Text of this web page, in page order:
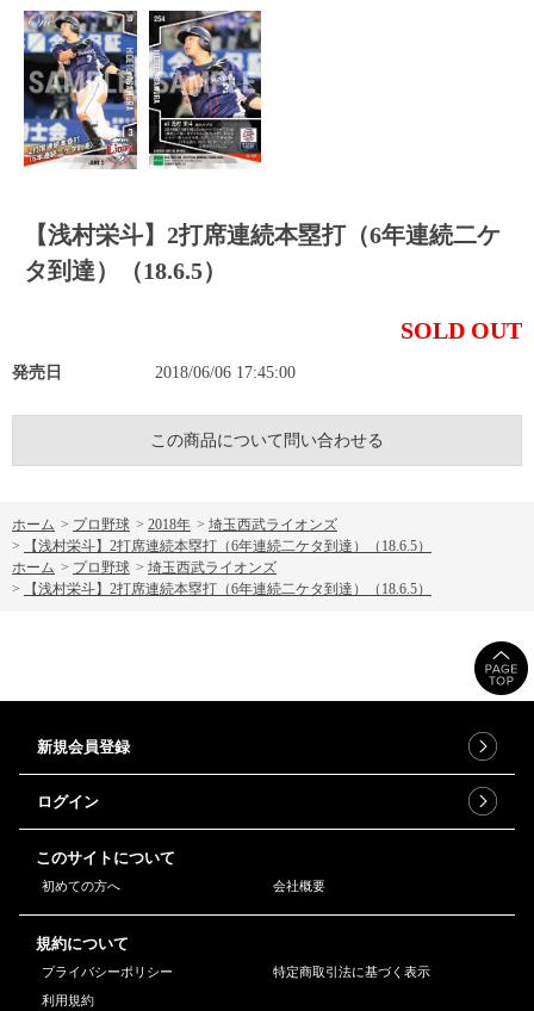
【浅村栄斗】2打席連続本塁打（6年連続二ケ
タ到達）（18.6.5）
SOLD OUT
発売日 2018/06/06 17:45:00
この商品について問い合わせる
ホーム > プロ野球 > 2018年 > 埼玉西武ライオンズ
>
【浅村栄斗】2打席連続本塁打（6年連続二ケタ到達）（18.6.5）
ホーム > プロ野球 > 埼玉西武ライオンズ
>
【浅村栄斗】2打席連続本塁打（6年連続二ケタ到達）（18.6.5）
新規会員登録
ログイン
このサイトについて
初めての方へ 会社概要
規約について
プライバシーポリシー
特定商取引法に基づく表示
利用規約